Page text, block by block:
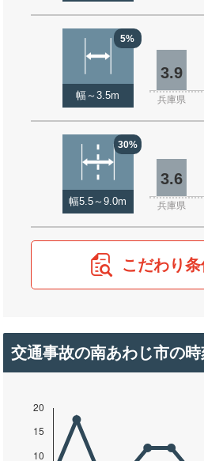
5%
幅～3.5m
3.9
兵庫県
30%
幅5.5～9.0m
3.6
兵庫県
こだわり
交通事故の南あわじ市の